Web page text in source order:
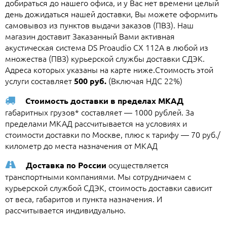
добираться до нашего офиса, и у Вас нет времени целый
день дожидаться нашей доставки, Вы можете оформить
самовывоз из пунктов выдачи заказов (ПВЗ). Наш
магазин доставит Заказанный Вами активная
акустическая система DS Proaudio CX 112A в любой из
множества (ПВЗ) курьерской службы доставки СДЭК.
Адреса которых указаны на карте ниже.Стоимость этой
услуги составляет500 руб. (Включая НДС 22%)
Стоимость доставки в пределах МКАД
габаритных грузов* составляет — 1000 рублей. За
пределами МКАД рассчитывается на условиях и
стоимости доставки по Москве, плюс к тарифу — 70 руб./
километр до места назначения от МКАД
Доставка по России осуществляется
транспортными компаниями. Мы сотрудничаем с
курьерской службой СДЭК, стоимость доставки сависит
от веса, габаритов и пункта назначения. И
рассчитывается индивидуально.